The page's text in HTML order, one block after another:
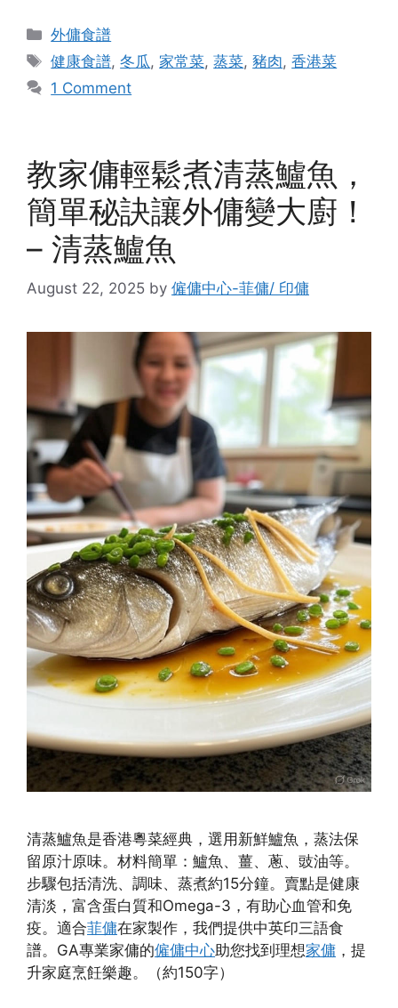
Categories
外傭食譜
Tags
健康食譜,冬瓜, 家常菜,蒸菜,豬肉,香港菜
1 Comment
教家傭輕鬆煮清蒸鱸魚，
簡單秘訣讓外傭變大廚！
– 清蒸鱸魚
August 22, 2025 by 僱傭中心-菲傭/ 印傭
清蒸鱸魚是香港粵菜經典，選用新鮮鱸魚，蒸法保
留原汁原味。材料簡單：鱸魚、薑、蔥、豉油等。
步驟包括清洗、調味、蒸煮約15分鐘。賣點是健康
清淡，富含蛋白質和Omega-3，有助心血管和免
疫。適合菲傭在家製作，我們提供中英印三語食
譜。GA專業家傭的僱傭中心助您找到理想家傭 ，提
升家庭烹飪樂趣。（約150字）